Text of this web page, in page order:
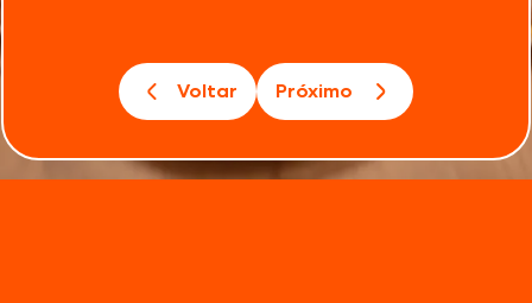
Voltar Próximo